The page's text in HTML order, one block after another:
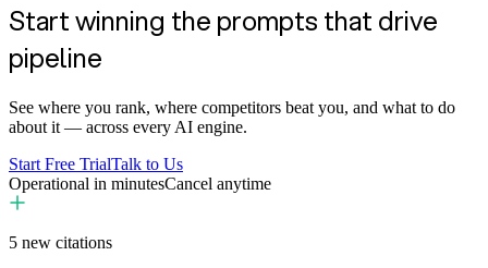
Start winning the prompts that drive
pipeline
See where you rank, where competitors beat you, and what to do
about it — across every AI engine.
Start Free TrialTalk to Us
Operational in minutesCancel anytime
5 new citations